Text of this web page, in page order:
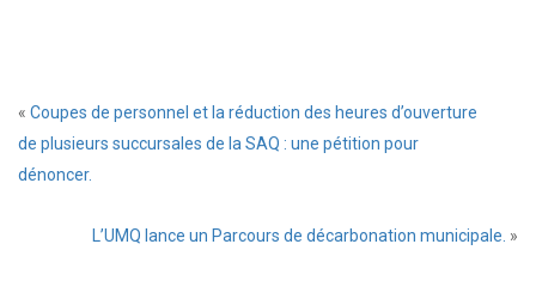
« Coupes de personnel et la réduction des heures d’ouverture
de plusieurs succursales de la SAQ : une pétition pour
dénoncer.
L’UMQ lance un Parcours de décarbonation municipale. »